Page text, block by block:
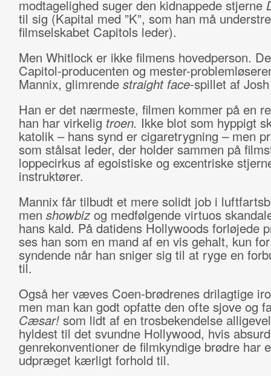
modtagelighed suger den kidnappede stjerne
til sig (Kapital med ”K”, som han må
filmselskabet Capitols leder).
Men Whitlock er ikke filmens hovedperson.
Capitol-producenten og mester-
Mannix, glimrende straight face-spillet af
Han er det nærmeste, filmen kommer på en
han har virkelig troen. Ikke blot som hyppigt
katolik – hans synd er cigaretrygning – men
som stålsat leder, der holder sammen på
loppecirkus af egoistiske og excentriske
instruktører.
Mannix får tilbudt et mere solidt job i
men showbizog medfølgende virtuos
hans kald. På datidens Hollywoods forløjede
ses han som en mand af en vis gehalt, kun
syndende når han sniger sig til at ryge en
til.
Også her væves Coen-brødrenes drilagtige
men man kan godt opfatte den ofte sjove og
Cæsar! som lidt af en trosbekendelse
hyldest til det svundne Hollywood, hvis
genrekonventioner de filmkyndige brødre har
udpræget kærligt forhold til.